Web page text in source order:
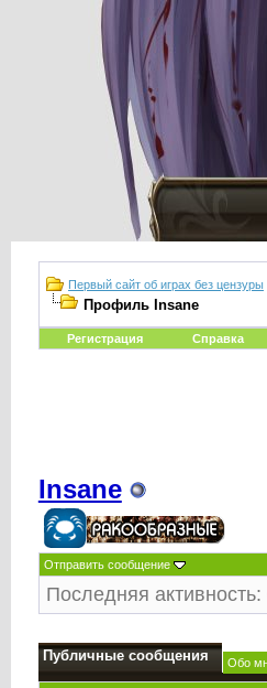
Первый сайт об играх без цензуры
Профиль Insane
Регистрация Справка
Insane
Отправить сообщение
Последняя активность:
Публичные сообщения Обо